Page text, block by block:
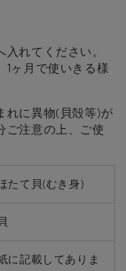
れてください。
ヶ月で使いきる様
れに異物(貝殻等)が
ご注意の上、ご使
たて貝(むき身)
に記載してありま